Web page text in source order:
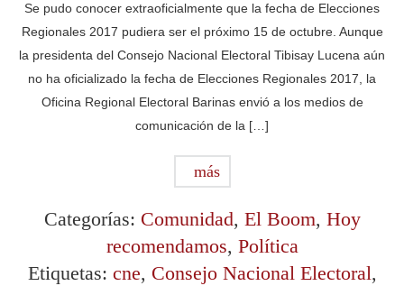
Se pudo conocer extraoficialmente que la fecha de Elecciones
Regionales 2017 pudiera ser el próximo 15 de octubre. Aunque
la presidenta del Consejo Nacional Electoral Tibisay Lucena aún
no ha oficializado la fecha de Elecciones Regionales 2017, la
Oficina Regional Electoral Barinas envió a los medios de
comunicación de la […]
más
Categorías: Comunidad, El Boom, Hoy
recomendamos, Política
Etiquetas: cne, Consejo Nacional Electoral,